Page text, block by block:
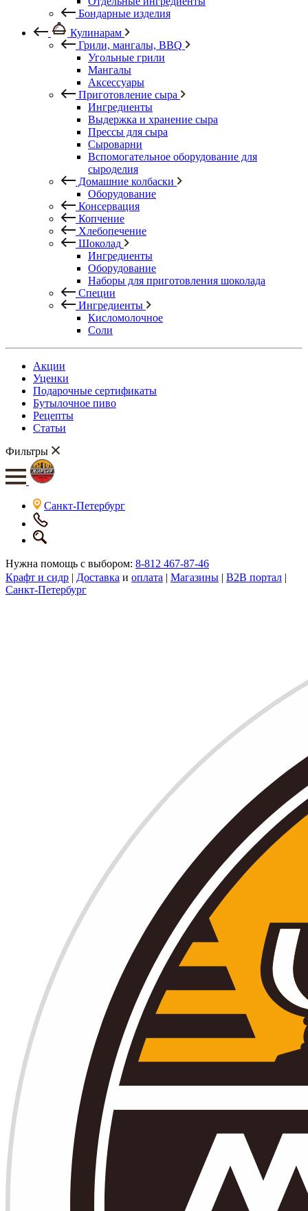
Бондарные изделия
Кулинарам
Грили, мангалы, BBQ
Угольные грили
Мангалы
Аксессуары
Приготовление сыра
Ингредиенты
Выдержка и хранение сыра
Прессы для сыра
Сыроварни
Вспомогательное оборудование для
сыроделия
Домашние колбаски
Оборудование
Консервация
Копчение
Хлебопечение
Шоколад
Ингредиенты
Оборудование
Наборы для приготовления шоколада
Специи
Ингредиенты
Кисломолочное
Соли
Акции
Уценки
Подарочные сертификаты
Бутылочное пиво
Рецепты
Статьи
Фильтры
Санкт-Петербург
Нужна помощь с выбором: 8-812 467-87-46
Крафт и сидр | Доставка и оплата | Магазины | B2B портал |
Санкт-Петербург